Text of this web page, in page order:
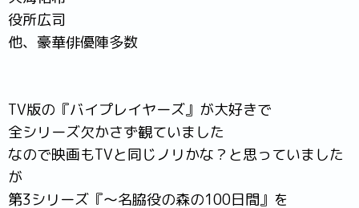
役所広司
他、豪華俳優陣多数
TV版の『バイプレイヤーズ』が大好きで
全シリーズ欠かさず観ていました
なので映画もTVと同じノリかな？と思っていました
が
第3シリーズ『〜名脇役の森の100日間』を